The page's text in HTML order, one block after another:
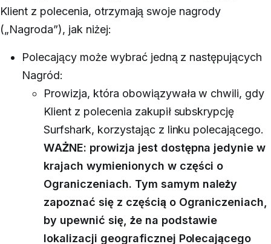
Klient z polecenia, otrzymają swoje nagrody
(„Nagroda”), jak niżej:
Polecający może wybrać jedną z następujących
Nagród:
Prowizja, która obowiązywała w chwili, gdy
Klient z polecenia zakupił subskrypcję
Surfshark, korzystając z linku polecającego.
WAŻNE: prowizja jest dostępna jedynie w
krajach wymienionych w części o
Ograniczeniach. Tym samym należy
zapoznać się z częścią o Ograniczeniach,
by upewnić się, że na podstawie
lokalizacji geograficznej Polecającego